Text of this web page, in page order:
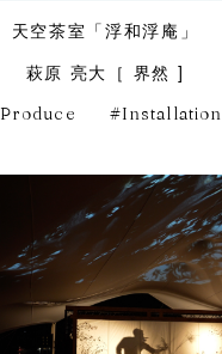
天空茶室「浮和浮庵」
萩原 亮大［ 界然 ]
Produce Installation